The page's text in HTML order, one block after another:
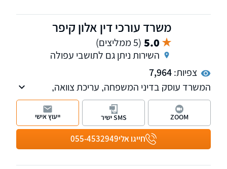
משרד עורכי דין אלון קיפר
5.0 (5 ממליצים)
השירות ניתן גם לתושבי עפולה
צפיות:7,964
המשרד עוסק בדיני המשפחה, עריכת צוואה,
התנגדות לצוואה, צו ירושה,הסכמי גירושין,הסכמי
ממון,עריכת ייפוי כוח מתמשך.
הליכי הוצאה לפועל,חדלות פרעון,פשיטות
רגל,הסדר חובות, וכן בוועדות ביטוח לאומי,קצבאות
ילדים, תאונות עבודה ותאונות דרכים.
חייגו אלי055-4532949
ZOOM SMS ישיר ייעוץ אישי